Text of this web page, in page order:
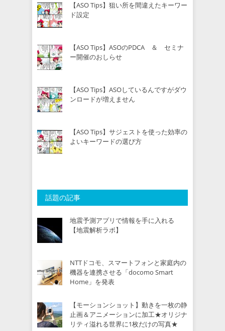
【ASO Tips】狙い所を間違えたキーワー
ド設定
【ASO Tips】ASOのPDCA ＆ セミナ
ー開催のおしらせ
【ASO Tips】ASOしているんですがダウ
ンロードが増えません
【ASO Tips】サジェストを使った効率の
よいキーワードの選び方
話題の記事
地震予測アプリで情報を手に入れる
【地震解析ラボ】
NTTドコモ、スマートフォンと家庭内の
機器を連携させる「docomo Smart
Home」を発表
【モーションショット】動きを一枚の静
止画＆アニメーションに加工★オリジナ
リティ溢れる世界に1枚だけの写真★